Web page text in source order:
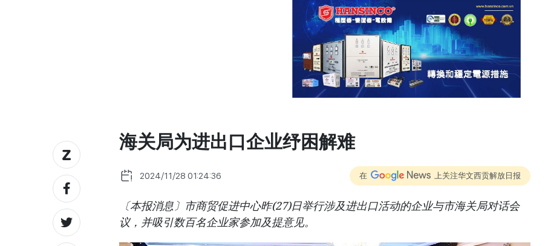
海关局为进出口企业纾困解难
2024/11/28 01:24:36 在 上关注华文西贡解放日报
〔本报消息〕市商贸促进中心昨(27)日举行涉及进出口活动的企业与市海关局对话会
议，并吸引数百名企业家参加及提意见。